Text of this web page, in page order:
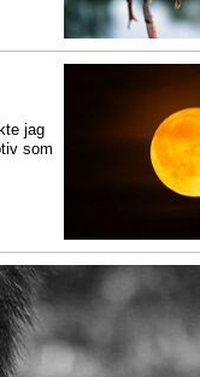
jag
som